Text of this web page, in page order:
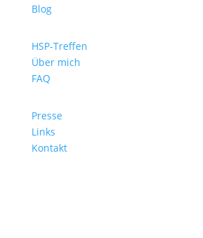
Blog
HSP-Treffen
Über mich
FAQ
Presse
Links
Kontakt